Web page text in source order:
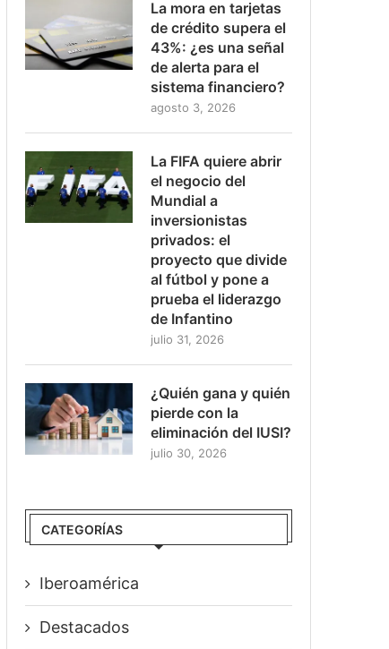
La mora en tarjetas
de crédito supera el
43%: ¿es una señal
de alerta para el
sistema financiero?
agosto 3, 2026
La FIFA quiere abrir
el negocio del
Mundial a
inversionistas
privados: el
proyecto que divide
al fútbol y pone a
prueba el liderazgo
de Infantino
julio 31, 2026
¿Quién gana y quién
pierde con la
eliminación del IUSI?
julio 30, 2026
CATEGORÍAS
Iberoamérica
Destacados